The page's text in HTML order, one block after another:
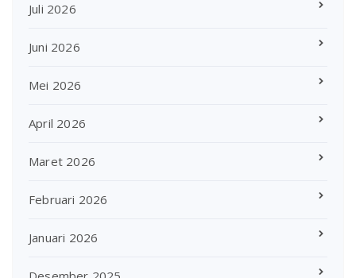
Juli 2026
Juni 2026
Mei 2026
April 2026
Maret 2026
Februari 2026
Januari 2026